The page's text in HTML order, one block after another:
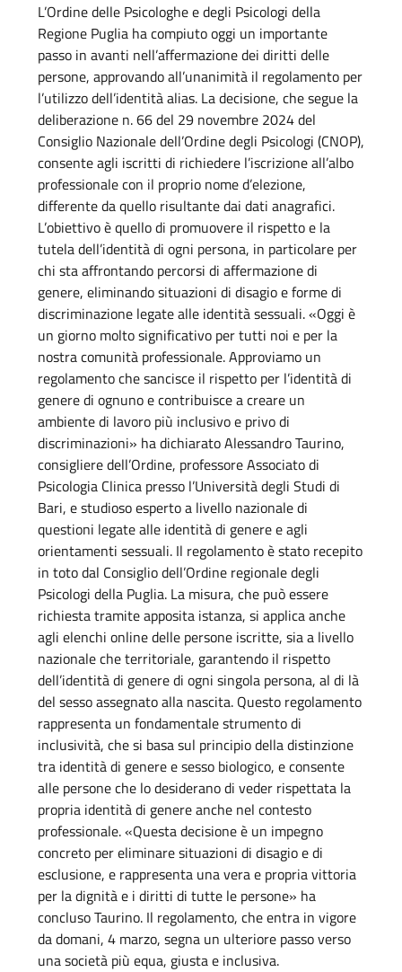
L’Ordine delle Psicologhe e degli Psicologi della
Regione Puglia ha compiuto oggi un importante
passo in avanti nell’affermazione dei diritti delle
persone, approvando all’unanimità il regolamento per
l’utilizzo dell’identità alias. La decisione, che segue la
deliberazione n. 66 del 29 novembre 2024 del
Consiglio Nazionale dell’Ordine degli Psicologi (CNOP),
consente agli iscritti di richiedere l’iscrizione all’albo
professionale con il proprio nome d’elezione,
differente da quello risultante dai dati anagrafici.
L’obiettivo è quello di promuovere il rispetto e la
tutela dell’identità di ogni persona, in particolare per
chi sta affrontando percorsi di affermazione di
genere, eliminando situazioni di disagio e forme di
discriminazione legate alle identità sessuali. «Oggi è
un giorno molto significativo per tutti noi e per la
nostra comunità professionale. Approviamo un
regolamento che sancisce il rispetto per l’identità di
genere di ognuno e contribuisce a creare un
ambiente di lavoro più inclusivo e privo di
discriminazioni» ha dichiarato Alessandro Taurino,
consigliere dell’Ordine, professore Associato di
Psicologia Clinica presso l’Università degli Studi di
Bari, e studioso esperto a livello nazionale di
questioni legate alle identità di genere e agli
orientamenti sessuali. Il regolamento è stato recepito
in toto dal Consiglio dell’Ordine regionale degli
Psicologi della Puglia. La misura, che può essere
richiesta tramite apposita istanza, si applica anche
agli elenchi online delle persone iscritte, sia a livello
nazionale che territoriale, garantendo il rispetto
dell’identità di genere di ogni singola persona, al di là
del sesso assegnato alla nascita. Questo regolamento
rappresenta un fondamentale strumento di
inclusività, che si basa sul principio della distinzione
tra identità di genere e sesso biologico, e consente
alle persone che lo desiderano di veder rispettata la
propria identità di genere anche nel contesto
professionale. «Questa decisione è un impegno
concreto per eliminare situazioni di disagio e di
esclusione, e rappresenta una vera e propria vittoria
per la dignità e i diritti di tutte le persone» ha
concluso Taurino. Il regolamento, che entra in vigore
da domani, 4 marzo, segna un ulteriore passo verso
una società più equa, giusta e inclusiva.